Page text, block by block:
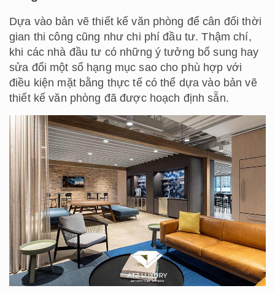
Dựa vào bản vẽ thiết kế văn phòng để cân đối thời
gian thi công cũng như chi phí đầu tư. Thậm chí,
khi các nhà đầu tư có những ý tưởng bổ sung hay
sửa đổi một số hạng mục sao cho phù hợp với
điều kiện mặt bằng thực tế có thể dựa vào bản vẽ
thiết kế văn phòng đã được hoạch định sẵn.